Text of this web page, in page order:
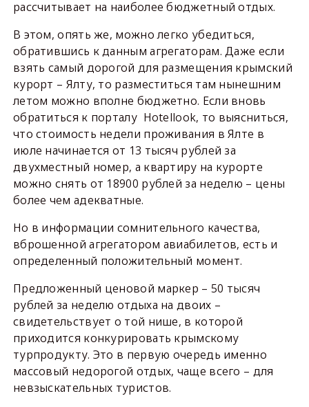
рассчитывает на наиболее бюджетный отдых.
В этом, опять же, можно легко убедиться,
обратившись к данным агрегаторам. Даже если
взять самый дорогой для размещения крымский
курорт – Ялту, то разместиться там нынешним
летом можно вполне бюджетно. Если вновь
обратиться к порталу Hotellook, то выясниться,
что стоимость недели проживания в Ялте в
июле начинается от 13 тысяч рублей за
двухместный номер, а квартиру на курорте
можно снять от 18900 рублей за неделю – цены
более чем адекватные.
Но в информации сомнительного качества,
вброшенной агрегатором авиабилетов, есть и
определенный положительный момент.
Предложенный ценовой маркер – 50 тысяч
рублей за неделю отдыха на двоих –
свидетельствует о той нише, в которой
приходится конкурировать крымскому
турпродукту. Это в первую очередь именно
массовый недорогой отдых, чаще всего – для
невзыскательных туристов.